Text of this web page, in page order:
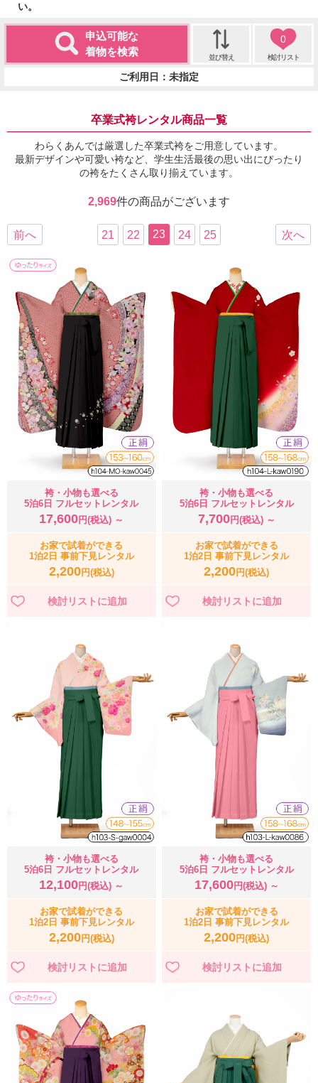
い。
申込可能な
着物を検索
並び替え
0
検討リスト
ご利用日：未指定
卒業式袴レンタル商品一覧
わらくあんでは厳選した卒業式袴をご用意しています。
最新デザインや可愛い袴など、学生生活最後の思い出にぴったり
の袴をたくさん取り揃えています。
2,969件の商品がございます
前へ 21 22 23 24 25 次へ
袴・小物も選べる
5泊6日 フルセットレンタル
17,600円(税込) ～
お家で試着ができる
1泊2日 事前下見レンタル
2,200円(税込)
袴・小物も選べる
5泊6日 フルセットレンタル
7,700円(税込) ～
お家で試着ができる
1泊2日 事前下見レンタル
2,200円(税込)
袴・小物も選べる
5泊6日 フルセットレンタル
12,100 円(税込) ～
お家で試着ができる
1泊2日 事前下見レンタル
2,200円(税込)
袴・小物も選べる
5泊6日 フルセットレンタル
17,600円(税込) ～
お家で試着ができる
1泊2日 事前下見レンタル
2,200円(税込)